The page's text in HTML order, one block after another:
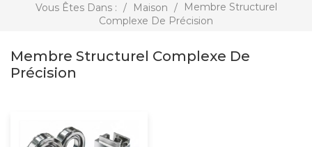
Vous Êtes Dans : / Maison /
Membre Structurel
Complexe De Précision
Membre Structurel Complexe De
Précision